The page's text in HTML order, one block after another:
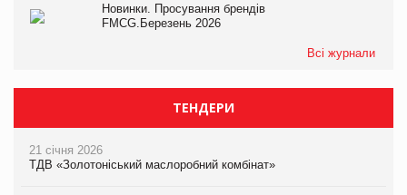
Новинки. Просування брендів
FMCG.Березень 2026
Всі журнали
ТЕНДЕРИ
21 січня 2026
ТДВ «Золотоніський маслоробний комбінат»